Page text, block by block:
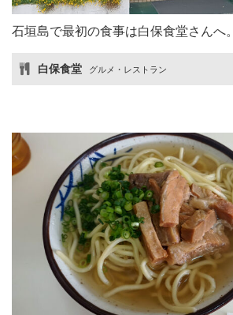
石垣島で最初の食事は白保食堂さんへ。
白保食堂 グルメ・レストラン